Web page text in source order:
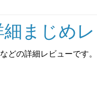
細まじめ
どの詳細レビューです。